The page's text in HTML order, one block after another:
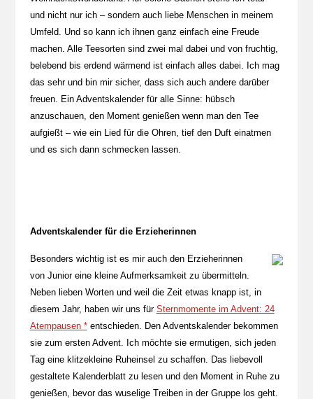
und nicht nur ich – sondern auch liebe Menschen in meinem
Umfeld. Und so kann ich ihnen ganz einfach eine Freude
machen. Alle Teesorten sind zwei mal dabei und von fruchtig,
belebend bis erdend wärmend ist einfach alles dabei. Ich mag
das sehr und bin mir sicher, dass sich auch andere darüber
freuen. Ein Adventskalender für alle Sinne: hübsch
anzuschauen, den Moment genießen wenn man den Tee
aufgießt – wie ein Lied für die Ohren, tief den Duft einatmen
und es sich dann schmecken lassen.
Adventskalender für die Erzieherinnen
Besonders wichtig ist es mir auch den Erzieherinnen
von Junior eine kleine Aufmerksamkeit zu übermitteln.
Neben lieben Worten und weil die Zeit etwas knapp ist, in
diesem Jahr, haben wir uns für Sternmomente im Advent: 24
Atempausen *entschieden. Den Adventskalender bekommen
sie zum ersten Advent. Ich möchte sie ermutigen, sich jeden
Tag eine klitzekleine Ruheinsel zu schaffen. Das liebevoll
gestaltete Kalenderblatt zu lesen und den Moment in Ruhe zu
genießen, bevor das wuselige Treiben in der Gruppe los geht.